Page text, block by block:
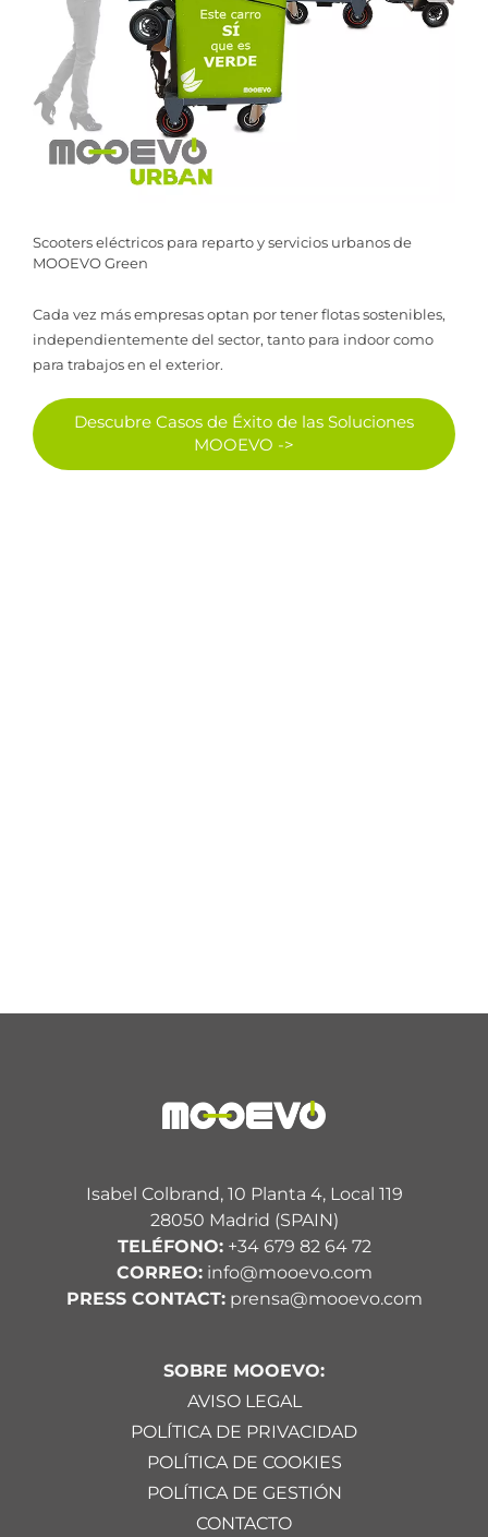
Scooters eléctricos para reparto y servicios urbanos de
MOOEVO Green
Cada vez más empresas optan por tener flotas sostenibles,
independientemente del sector, tanto para indoor como
para trabajos en el exterior.
Descubre Casos de Éxito de las Soluciones
MOOEVO ->
Isabel Colbrand, 10 Planta 4, Local 119
28050 Madrid (SPAIN)
TELÉFONO:+34 679 82 64 72
CORREO:info@mooevo.com
PRESS CONTACT:prensa@mooevo.com
SOBRE MOOEVO:
AVISO LEGAL
POLÍTICA DE PRIVACIDAD
POLÍTICA DE COOKIES
POLÍTICA DE GESTIÓN
CONTACTO